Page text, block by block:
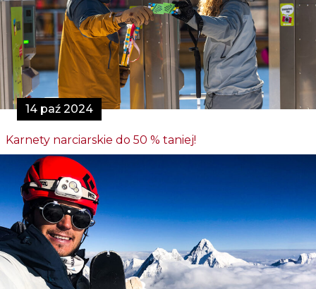
14 paź 2024
Karnety narciarskie do 50 % taniej!